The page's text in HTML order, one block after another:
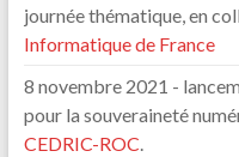
journée thématique, en
Informatique de France
8 novembre 2021 -
pour la souveraineté
CEDRIC-ROC.